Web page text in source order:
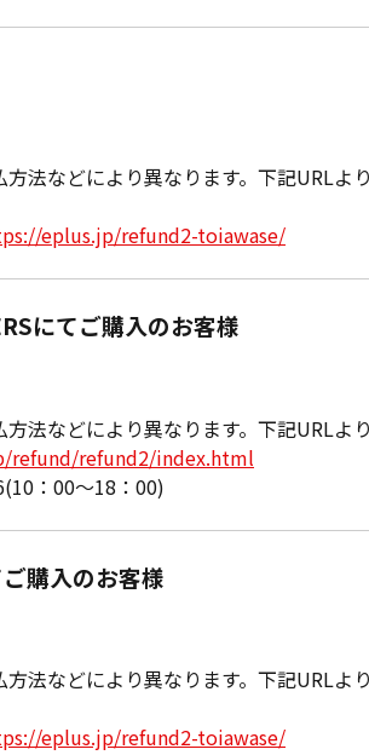
法などにより異なります。下記URLよ
eplus.jp/refund2-toiawase/
にてご購入のお客様
法などにより異なります。下記URLよ
refund2/index.html
：00〜18：00)
購入のお客様
法などにより異なります。下記URLよ
eplus.jp/refund2-toiawase/